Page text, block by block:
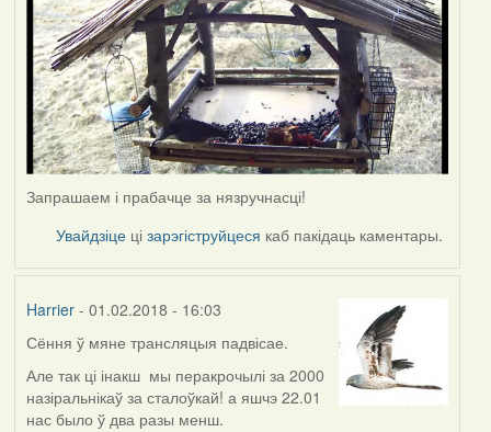
Запрашаем і прабачце за нязручнасці!
Увайдзіце цізарэгіструйцеся каб пакідаць каментары.
Harrier- 01.02.2018 - 16:03
Сёння ў мяне трансляцыя падвісае.
Але так ці інакш мы перакрочылі за 2000
назіральнікаў за сталоўкай! а яшчэ 22.01
нас было ў два разы менш.